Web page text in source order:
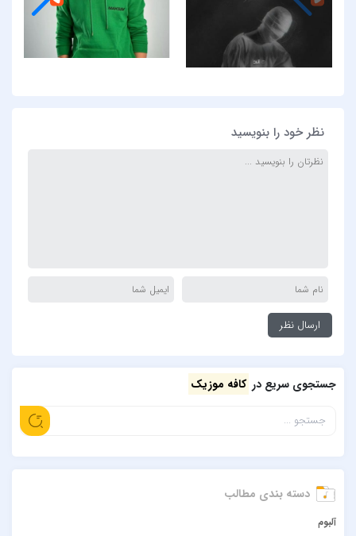
نظر خود را بنویسید
جستجوی سریع در کافه موزیک
دسته بندی مطالب
آلبوم